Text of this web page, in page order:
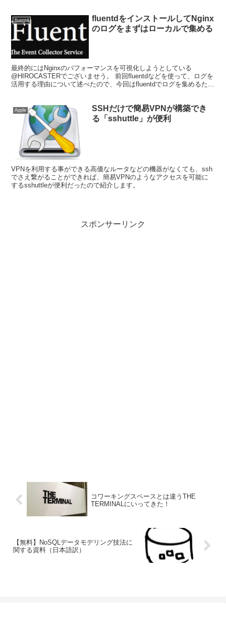
fluentd
fluentdをインストールしてNginx
のログをまずはローカルで集める
最終的にはNginxのパフォーマンスを可視化しようとしている
@HIROCASTERでございませう。 前回fluentdなどを使って、ログを
活用する理由について述べたので、今回はfluentdでログを集めるため
Apple
SSHだけで簡易VPNが構築でき
る「sshuttle」が便利
VPNを利用する事ができる高価なルータなどの機器がなくても、ssh
でさえ繋がることができれば、簡易VPNのようなアクセスを可能に
するsshuttleが便利だったので紹介します。
スポンサーリンク
コワーキングスペースとは違うTHE
TERMINALにいってきた！
【無料】NoSQLデータモデリング技法に
関する資料（日本語訳）